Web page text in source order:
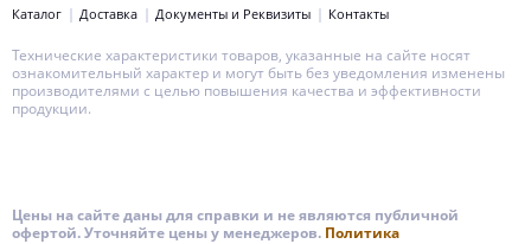
Каталог
Доставка Документы и Реквизиты Контакты
Технические характеристики товаров, указанные на сайте носят
ознакомительный характер и могут быть без уведомления изменены
производителями с целью повышения качества и эффективности
продукции.
Цены на сайте даны для справки и не являются публичной
офертой. Уточняйте цены у менеджеров. Политика